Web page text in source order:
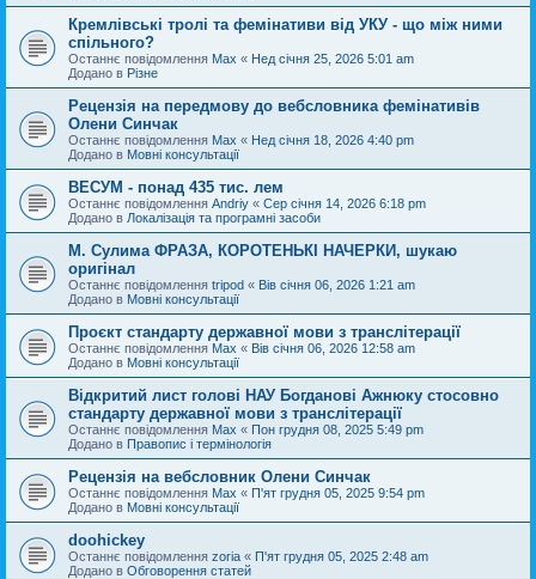
Кремлівські тролі та фемінативи від УКУ - що між ними
спільного?
Останнє повідомлення Max « Нед січня 25, 2026 5:01 am
Додано в Різне
Рецензія на передмову до вебсловника фемінативів
Олени Синчак
Останнє повідомлення Max « Нед січня 18, 2026 4:40 pm
Додано в Мовні консультації
ВЕСУМ - понад 435 тис. лем
Останнє повідомлення Andriy « Сер січня 14, 2026 6:18 pm
Додано в Локалізація та програмні засоби
М. Сулима ФРАЗА, КОРОТЕНЬКІ НАЧЕРКИ, шукаю
оригінал
Останнє повідомлення tripod « Вів січня 06, 2026 1:21 am
Додано в Мовні консультації
Проєкт стандарту державної мови з транслітерації
Останнє повідомлення Max « Вів січня 06, 2026 12:58 am
Додано в Мовні консультації
Відкритий лист голові НАУ Богданові Ажнюку стосовно
стандарту державної мови з транслітерації
Останнє повідомлення Max « Пон грудня 08, 2025 5:49 pm
Додано в Правопис і термінологія
Рецензія на вебсловник Олени Синчак
Останнє повідомлення Max « П'ят грудня 05, 2025 9:54 pm
Додано в Мовні консультації
doohickey
Останнє повідомлення zoria « П'ят грудня 05, 2025 2:48 am
Додано в Обговорення статей